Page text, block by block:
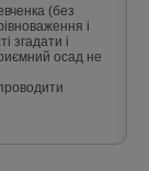
(без
і
згадати і
осад не